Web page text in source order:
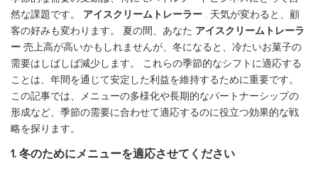
然な課題です。 アイスクリームトレーラー . 天気が変わると、顧
客の好みも変わります。 夏の間、あなた アイスクリームトレーラ
ー 売上高が高いかもしれませんが、冬になると、冷たいお菓子の
需要はしばしば減少します。 これらの季節的なシフトに適応する
ことは、年間を通じて安定した利益を維持するために重要です。
この記事では、メニューの多様化や長期的なパートナーシップの
形成など、季節の需要に合わせて適応するのに役立つ効果的な戦
略を探ります。
1. 冬のためにメニューを適応させてください